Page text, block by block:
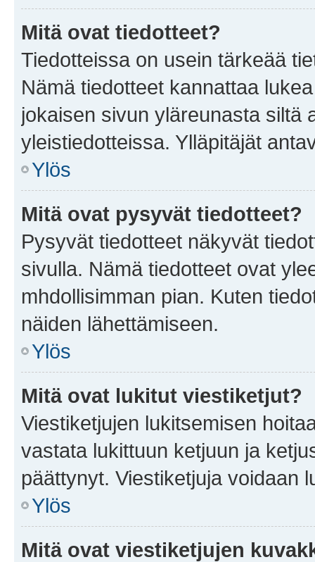
Mitä ovat tiedotteet?
Tiedotteissa on usein tärkeää
Nämä tiedotteet kannattaa
jokaisen sivun yläreunasta siltä
yleistiedotteissa. Ylläpitäjät
Ylös
Mitä ovat pysyvät tiedotteet?
Pysyvät tiedotteet näkyvät
sivulla. Nämä tiedotteet ovat
mhdollisimman pian. Kuten
näiden lähettämiseen.
Ylös
Mitä ovat lukitut viestiketjut?
Viestiketjujen lukitsemisen
vastata lukittuun ketjuun ja
päättynyt. Viestiketjuja voidaan
Ylös
Mitä ovat viestiketjujen